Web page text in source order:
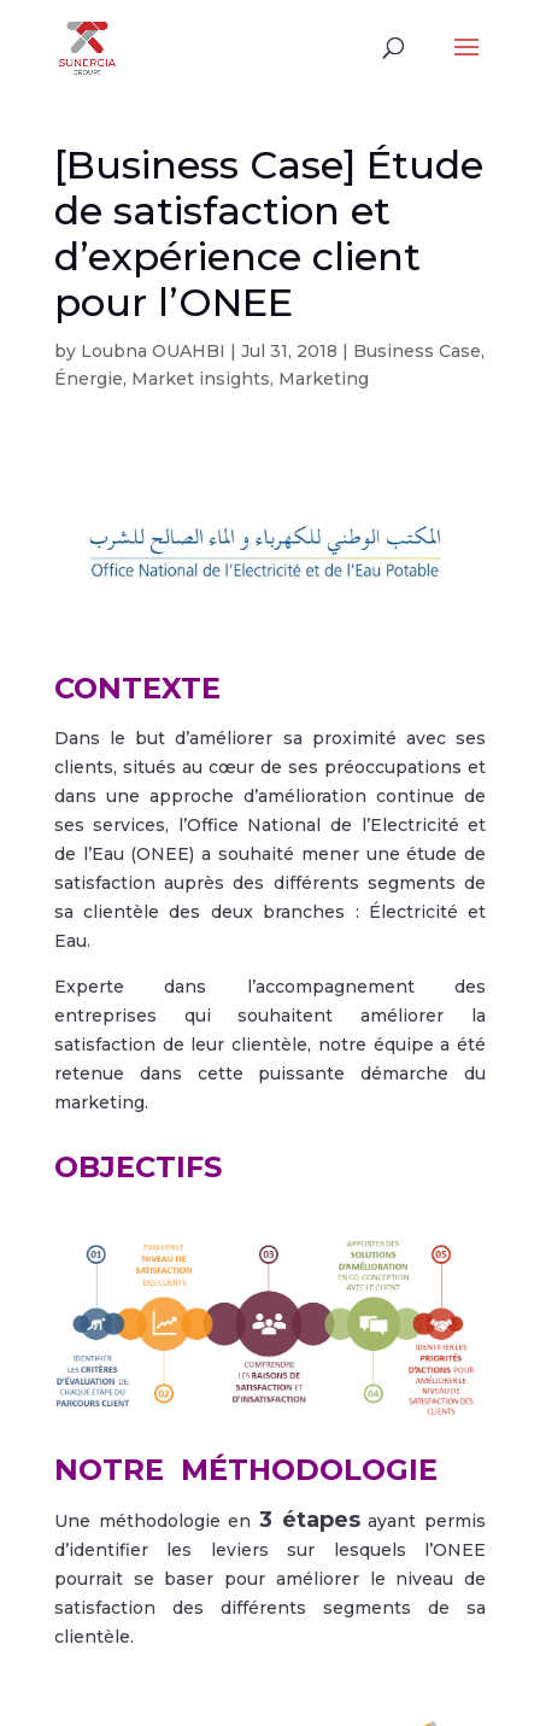
[Business Case] Étude
de satisfaction et
d’expérience client
pour l’ONEE
by Loubna OUAHBI | Jul 31, 2018 | Business Case,
Énergie, Market insights, Marketing
CONTEXTE
Dans le but d’améliorer sa proximité avec ses
clients, situés au cœur de ses préoccupations et
dans une approche d’amélioration continue de
ses services, l’Office National de l’Electricité et
de l’Eau (ONEE) a souhaité mener une étude de
satisfaction auprès des différents segments de
sa clientèle des deux branches : Électricité et
Eau.
Experte dans l’accompagnement des
entreprises qui souhaitent améliorer la
satisfaction de leur clientèle, notre équipe a été
retenue dans cette puissante démarche du
marketing.
OBJECTIFS
NOTRE MÉTHODOLOGIE
Une méthodologie en 3 étapesayant permis
d’identifier les leviers sur lesquels l’ONEE
pourrait se baser pour améliorer le niveau de
satisfaction des différents segments de sa
clientèle.